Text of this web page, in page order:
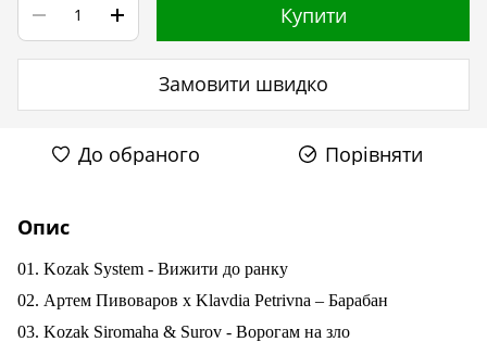
Купити
Замовити швидко
До обраного Порівняти
Опис
01. Kozak System - Вижити до ранку
02. Артем Пивоваров х Klavdia Petrivna – Барабан
03. Kozak Siromaha & Surov - Ворогам на зло